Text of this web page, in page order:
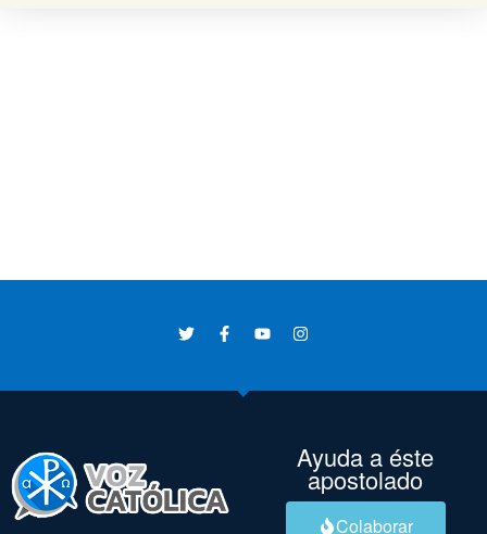
Ayuda a éste
apostolado
Colaborar